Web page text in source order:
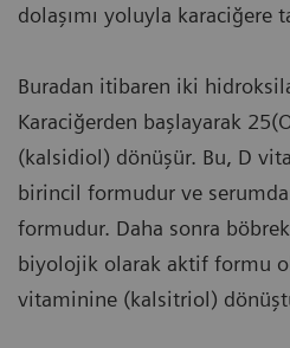
dolaşımı yoluyla karaciğere
Buradan itibaren iki
Karaciğerden başlayarak
(kalsidiol) dönüşür. Bu, D
birincil formudur ve serumda
formudur. Daha sonra
biyolojik olarak aktif formu
vitaminine (kalsitriol)